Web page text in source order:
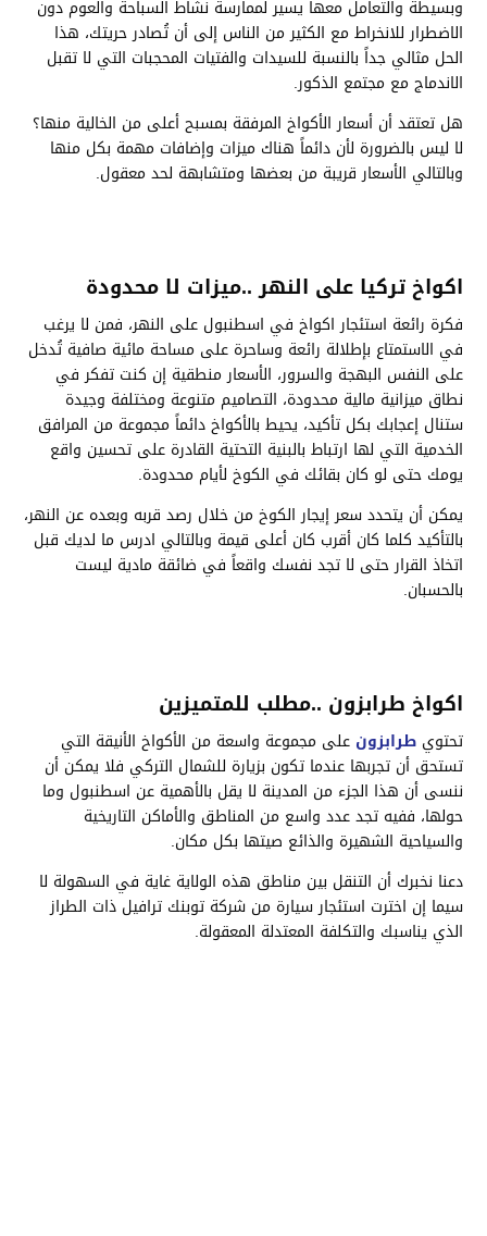
وبسيطة والتعامل معها يسير لممارسة نشاط السباحة والعوم دون
الاضطرار للانخراط مع الكثير من الناس إلى أن تُصادر حريتك، هذا
الحل مثالي جداً بالنسبة للسيدات والفتيات المحجبات التي لا تقبل
الاندماج مع مجتمع الذكور.
هل تعتقد أن أسعار الأكواخ المرفقة بمسبح أعلى من الخالية منها؟
لا ليس بالضرورة لأن دائماً هناك ميزات وإضافات مهمة بكل منها
وبالتالي الأسعار قريبة من بعضها ومتشابهة لحد معقول.
اكواخ تركيا على النهر ..ميزات لا محدودة
فكرة رائعة استئجار اكواخ في اسطنبول على النهر، فمن لا يرغب
في الاستمتاع بإطلالة رائعة وساحرة على مساحة مائية صافية تُدخل
على النفس البهجة والسرور، الأسعار منطقية إن كنت تفكر في
نطاق ميزانية مالية محدودة، التصاميم متنوعة ومختلفة وجيدة
ستنال إعجابك بكل تأكيد، يحيط بالأكواخ دائماً مجموعة من المرافق
الخدمية التي لها ارتباط بالبنية التحتية القادرة على تحسين واقع
يومك حتى لو كان بقائك في الكوخ لأيام محدودة.
يمكن أن يتحدد سعر إيجار الكوخ من خلال رصد قربه وبعده عن النهر،
بالتأكيد كلما كان أقرب كان أعلى قيمة وبالتالي ادرس ما لديك قبل
اتخاذ القرار حتى لا تجد نفسك واقعاً في ضائقة مادية ليست
بالحسبان.
اكواخ طرابزون ..مطلب للمتميزين
تحتوي طرابزون على مجموعة واسعة من الأكواخ الأنيقة التي
تستحق أن تجربها عندما تكون بزيارة للشمال التركي فلا يمكن أن
ننسى أن هذا الجزء من المدينة لا يقل بالأهمية عن اسطنبول وما
حولها، ففيه تجد عدد واسع من المناطق والأماكن التاريخية
والسياحية الشهيرة والذائع صيتها بكل مكان.
دعنا نخبرك أن التنقل بين مناطق هذه الولاية غاية في السهولة لا
سيما إن اخترت استئجار سيارة من شركة توبنك ترافيل ذات الطراز
الذي يناسبك والتكلفة المعتدلة المعقولة.